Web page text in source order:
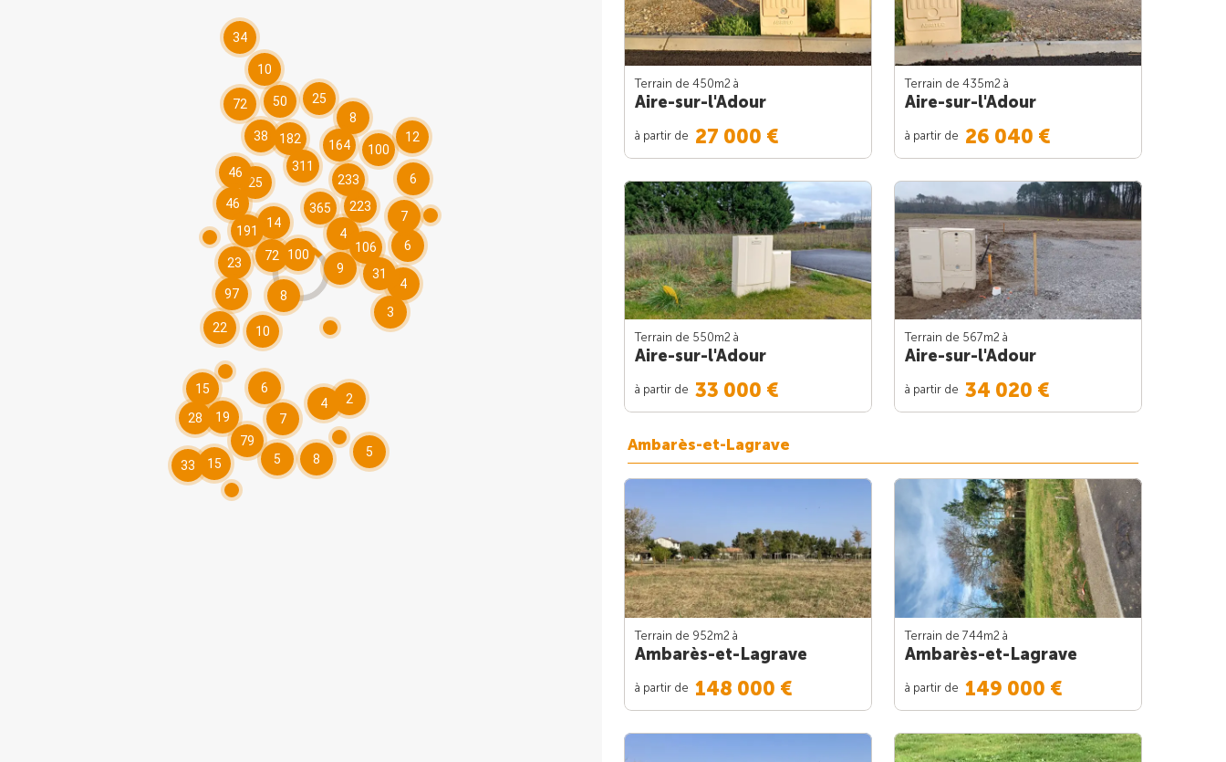
182
223
50
164
311
72
233
100
106
34
365
79
46
100
10
19
191
38
97
25
8
46
12
33
72
7
22
28
8
10
23
7
5
14
25
6
31
9
8
4
15
6
6
4
5
4
2
15
3
Terrain de 450m2 à
Aire-sur-l'Adour
à partir de 27 000 €
Terrain de 435m2 à
Aire-sur-l'Adour
à partir de 26 040 €
Terrain de 550m2 à
Aire-sur-l'Adour
à partir de 33 000 €
Terrain de 567m2 à
Aire-sur-l'Adour
à partir de 34 020 €
Ambarès-et-Lagrave
Terrain de 952m2 à
Ambarès-et-Lagrave
à partir de 148 000 €
Terrain de 744m2 à
Ambarès-et-Lagrave
à partir de 149 000 €